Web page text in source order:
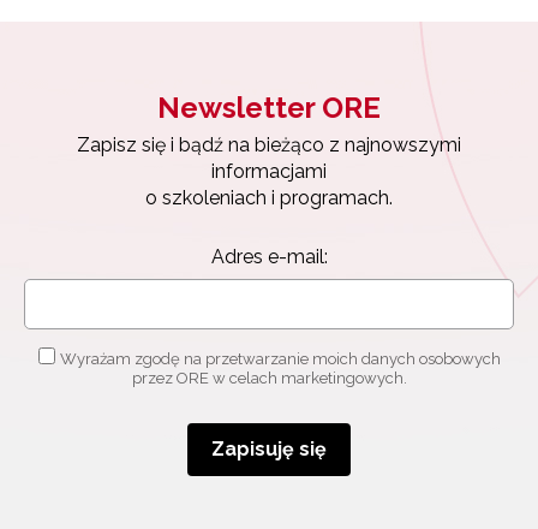
Newsletter ORE
Zapisz się i bądź na bieżąco z najnowszymi
informacjami
o szkoleniach i programach.
Adres e-mail:
Wyrażam zgodę na przetwarzanie moich danych osobowych
przez ORE w celach marketingowych.
Zapisuję się